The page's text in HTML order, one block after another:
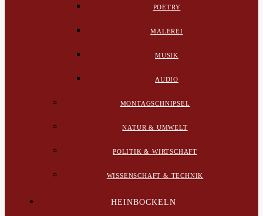
POETRY
MALEREI
MUSIK
AUDIO
MONTAGSCHNIPSEL
NATUR & UMWELT
POLITIK & WIRTSCHAFT
WISSENSCHAFT & TECHNIK
HEINBOCKELN